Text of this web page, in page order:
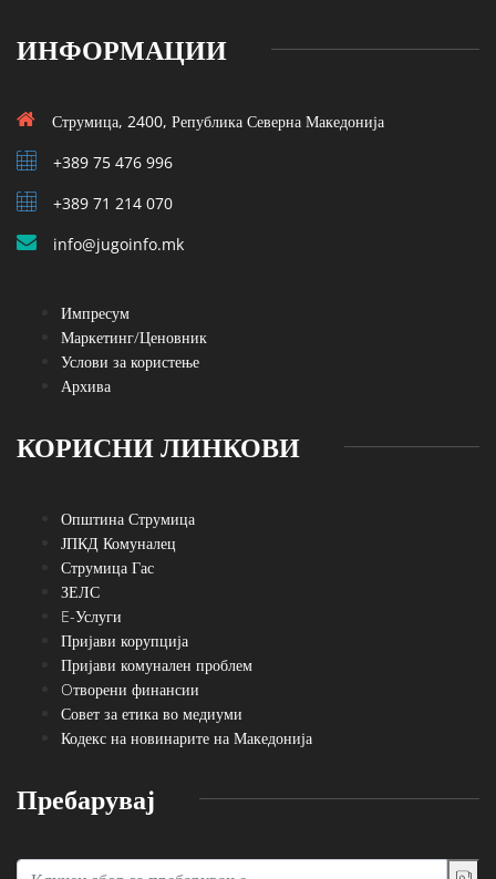
ИНФОРМАЦИИ
Струмица, 2400, Република Северна Македонија
+389 75 476 996
+389 71 214 070
info@jugoinfo.mk
Импресум
Маркетинг/Ценовник
Услови за користење
Архива
КОРИСНИ ЛИНКОВИ
Општина Струмица
ЈПКД Комуналец
Струмица Гас
ЗЕЛС
E-Услуги
Пријави корупција
Пријави комунален проблем
Oтворени финансии
Совет за етика во медиуми
Кодекс на новинарите на Македонија
Пребарувај